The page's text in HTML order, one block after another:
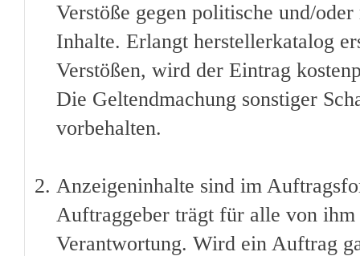
Verstöße gegen politische und/
Inhalte. Erlangt herstellerkatalog
Verstößen, wird der Eintrag
Die Geltendmachung sonstiger
vorbehalten.
Anzeigeninhalte sind im
Auftraggeber trägt für alle von
Verantwortung. Wird ein Auftrag